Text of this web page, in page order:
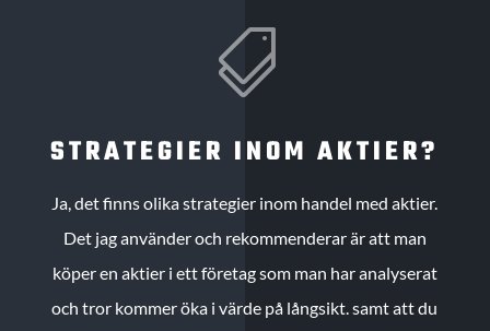

STRATEGIER INOM AKTIER?
Ja, det finns olika strategier inom handel med aktier.
Det jag använder och rekommenderar är att man
köper en aktier i ett företag som man har analyserat
och tror kommer öka i värde på långsikt. samt att du